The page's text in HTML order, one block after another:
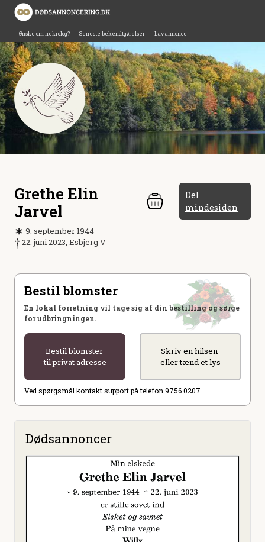
Ønske om nekrolog? Seneste bekendtgørelser Lav annonce
Grethe Elin
Jarvel
Del
mindesiden
9. september 1944
22. juni 2023, Esbjerg V
Bestil blomster
En lokal forretning vil tage sig af din bestilling og sørge
for udbringningen.
Bestil blomster
til privat adresse
Skriv en hilsen
eller tænd et lys
Ved spørgsmål kontakt support på telefon 9756 0207.
Dødsannoncer